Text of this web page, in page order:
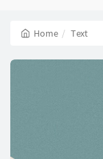
Home Text